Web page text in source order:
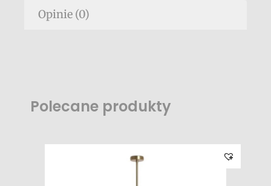
Opinie (0)
Polecane produkty